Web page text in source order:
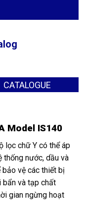
CATALOGUE
Model IS140
lọc chữ Y có thể áp
thống nước, dầu và
vệ các thiết bị
bẩn và tạp chất
gian ngừng hoạt